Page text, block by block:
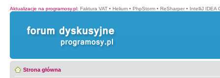
Aktualizacje na programosy.pl: Faktura VAT • Helium • PhpStorm • ReSharper • IntelliJ IDEA
Strona główna